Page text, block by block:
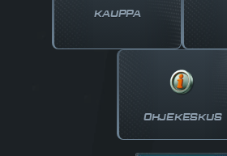
KAUPPA
OHJEKESKUS